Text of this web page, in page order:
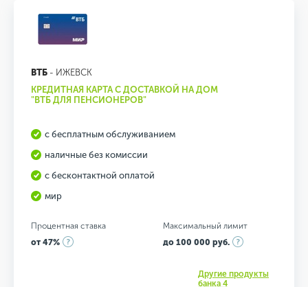
ВТБ - ИЖЕВСК
КРЕДИТНАЯ КАРТА С ДОСТАВКОЙ НА ДОМ
"ВТБ ДЛЯ ПЕНСИОНЕРОВ"
с бесплатным обслуживанием
наличные без комиссии
с бесконтактной оплатой
мир
Процентная ставка
от 47%
Максимальный лимит
до 100 000 руб.
Другие продукты
банка 4